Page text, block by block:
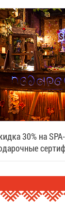
30% на
Samui